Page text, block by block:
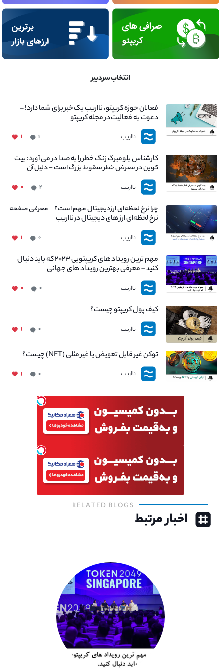
انتخاب سردبیر
فعالان حوزه کریپتو، نااریب یک خبر برای شما دارد! –
دعوت به فعالیت در مجله کریپتو
نااریب ۱ ۱
کارشناس بلومبرگ زنگ خطر را به صدا در می آورد: بیت
کوین در معرض خطر سقوط بزرگ است - دلیل آن
چیست؟
نااریب ۲ ۰
چرا نرخ لحظه‌ای ارزدیجیتال مهم است؟ - معرفی صفحه
نرخ لحظه‌ای ارز های دیجیتال در نااریب
نااریب ۰ ۱
مهم ترین رویداد های کریپتویی ۲۰۲۳ که باید دنبال
کنید – معرفی بهترین رویداد های جهانی
نااریب ۰ ۰
کیف پول کریپتو چیست؟
نااریب ۰ ۱
توکن غیر قابل تعویض یا غیر مثلی (NFT) چیست؟
نااریب ۰ ۱
RELATED BLOGS
اخبار مرتبط